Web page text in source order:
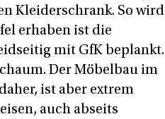
Kleiderschrank. So wird
erhaben ist die
mit GfK beplankt.
Der Möbelbau im
ist aber extrem
auch abseits